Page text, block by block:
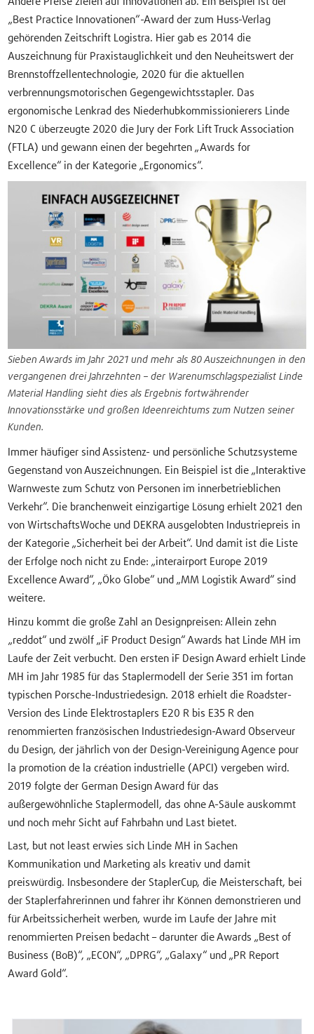
„Best Practice Innovationen“-Award der zum Huss-Verlag
gehörenden Zeitschrift Logistra. Hier gab es 2014 die
Auszeichnung für Praxistauglichkeit und den Neuheitswert der
Brennstoffzellentechnologie, 2020 für die aktuellen
verbrennungsmotorischen Gegengewichtsstapler. Das
ergonomische Lenkrad des Niederhubkommissionierers Linde
N20 C überzeugte 2020 die Jury der Fork Lift Truck Association
(FTLA) und gewann einen der begehrten „Awards for
Excellence“ in der Kategorie „Ergonomics“.
Sieben Awards im Jahr 2021 und mehr als 80 Auszeichnungen in den
vergangenen drei Jahrzehnten – der Warenumschlagspezialist Linde
Material Handling sieht dies als Ergebnis fortwährender
Innovationsstärke und großen Ideenreichtums zum Nutzen seiner
Kunden.
Immer häufiger sind Assistenz- und persönliche Schutzsysteme
Gegenstand von Auszeichnungen. Ein Beispiel ist die „Interaktive
Warnweste zum Schutz von Personen im innerbetrieblichen
Verkehr“. Die branchenweit einzigartige Lösung erhielt 2021 den
von WirtschaftsWoche und DEKRA ausgelobten Industriepreis in
der Kategorie „Sicherheit bei der Arbeit“. Und damit ist die Liste
der Erfolge noch nicht zu Ende: „interairport Europe 2019
Excellence Award“, „Öko Globe“ und „MM Logistik Award“ sind
weitere.
Hinzu kommt die große Zahl an Designpreisen: Allein zehn
„reddot“ und zwölf „iF Product Design“ Awards hat Linde MH im
Laufe der Zeit verbucht. Den ersten iF Design Award erhielt Linde
MH im Jahr 1985 für das Staplermodell der Serie 351 im fortan
typischen Porsche-Industriedesign. 2018 erhielt die Roadster-
Version des Linde Elektrostaplers E20 R bis E35 R den
renommierten französischen Industriedesign-Award Observeur
du Design, der jährlich von der Design-Vereinigung Agence pour
la promotion de la création industrielle (APCI) vergeben wird.
2019 folgte der German Design Award für das
außergewöhnliche Staplermodell, das ohne A-Säule auskommt
und noch mehr Sicht auf Fahrbahn und Last bietet.
Last, but not least erwies sich Linde MH in Sachen
Kommunikation und Marketing als kreativ und damit
preiswürdig. Insbesondere der StaplerCup, die Meisterschaft, bei
der Staplerfahrerinnen und fahrer ihr Können demonstrieren und
für Arbeitssicherheit werben, wurde im Laufe der Jahre mit
renommierten Preisen bedacht – darunter die Awards „Best of
Business (BoB)“, „ECON“, „DPRG“, „Galaxy“ und „PR Report
Award Gold“.